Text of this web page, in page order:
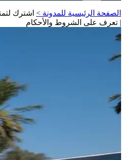
الصفحة الرئيسية للمدونة > اشترك
| تعرف على الشروط والأحكام